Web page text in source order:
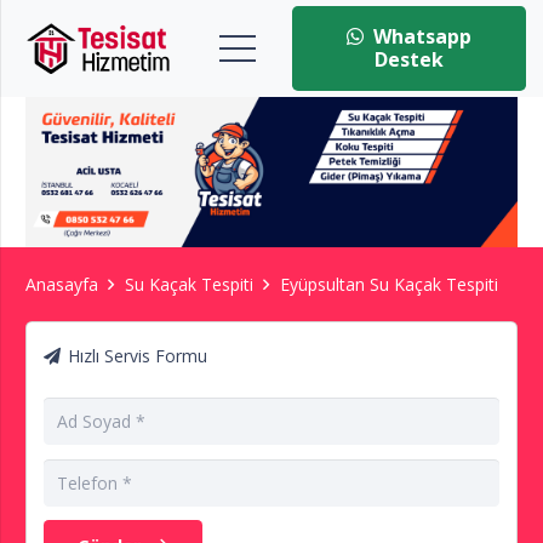
Whatsapp
Destek
Anasayfa Su Kaçak Tespiti Eyüpsultan Su Kaçak Tespiti
Hızlı Servis Formu